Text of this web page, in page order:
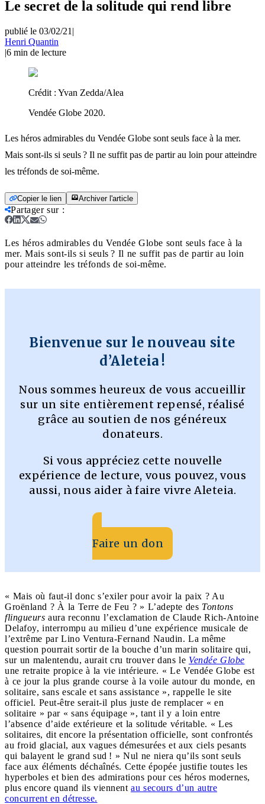
Le secret de la solitude qui rend libre
publié le 03/02/21 |
Henri Quantin
|6 min de lecture
Crédit : Yvan Zedda/Alea
Vendée Globe 2020.
Les héros admirables du Vendée Globe sont seuls face à la mer.
Mais sont-ils si seuls ? Il ne suffit pas de partir au loin pour atteindre
les tréfonds de soi-même.
Copier le lien Archiver l'article
Partager sur:
Les héros admirables du Vendée Globe sont seuls face à la
mer. Mais sont-ils si seuls ? Il ne suffit pas de partir au loin
pour atteindre les tréfonds de soi-même.
Bienvenue sur le nouveau site
d’Aleteia !
Nous sommes heureux de vous accueillir
sur un site entièrement repensé, réalisé
grâce au soutien de nos généreux
donateurs.
Si vous appréciez cette nouvelle
expérience de lecture, vous pouvez, vous
aussi, nous aider à faire vivre Aleteia.
Faire un don
« Mais où faut-il donc s’exiler pour avoir la paix ? Au
Groënland ? À la Terre de Feu ? » L’adepte des Tontons
flingueurs aura reconnu l’exclamation de Claude Rich-Antoine
Delafoy, interrompu au milieu d’une expérience musicale de
l’extrême par Lino Ventura-Fernand Naudin. La même
question pourrait sortir de la bouche d’un marin solitaire qui,
sur un malentendu, aurait cru trouver dans le Vendée Globe
une retraite propice à la vie intérieure. « Le Vendée Globe est
à ce jour la plus grande course à la voile autour du monde, en
solitaire, sans escale et sans assistance », rappelle le site
officiel. Peut-être serait-il plus juste de remplacer « en
solitaire » par « sans équipage », tant il y a loin entre
l’absence d’aide extérieure et la solitude véritable. « Les
solitaires, dit encore la présentation officielle, sont confrontés
au froid glacial, aux vagues démesurées et aux ciels pesants
qui balayent le grand sud ! » Nul ne niera qu’ils sont seuls
face aux éléments déchaînés. Cette épopée justifie toutes les
hyperboles et bien des admirations pour ces héros modernes,
plus encore quand ils viennent au secours d’un autre
concurrent en détresse.